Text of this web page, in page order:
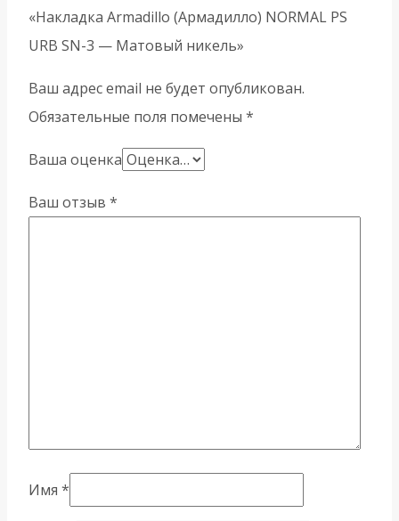
«Накладка Armadillo (Армадилло) NORMAL PS
URB SN-3 — Матовый никель»
Ваш адрес email не будет опубликован.
Обязательные поля помечены *
Ваша оценка
Ваш отзыв *
Имя *